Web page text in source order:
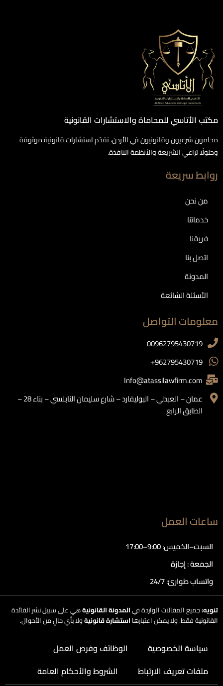
مكتب الأتاسي للمحاماة والاستشارات القانونية
محامون شرعيون وقانونيون في الأردن، نقدّم استشارات قانونية موثوقة
وحلولًا تراعي الشريعة والأنظمة النافذة.
روابط سريعة
من نحن
خدماتنا
فريقنا
اتصل بنا
المدونة
الأسئلة الشائعة
معلومات التواصل
00962795430719
962795430719+
Info@atassilawfirm.com
عمان – العبدلي – البوليفارد – شارع سليمان النابلسي – بناء 28 –
الطابق الرابع
ساعات العمل
السبت–الخميس: 9:00–17:00
الجمعة : إجازة
واتساب طوارئ: 24/7
تنويه:جميع المقالات الواردة فيالمدونة القانونيةهي على سبيل نشر الفائدة
القانونية فقط. ولا يمكن اعتبارها استشارة قانونيةولا بأي حالٍ من الأحوال.
سياسة الخصوصية
الوظائف وفرص العمل
ملفات تعريف الارتباط
الشروط والأحكام العامة